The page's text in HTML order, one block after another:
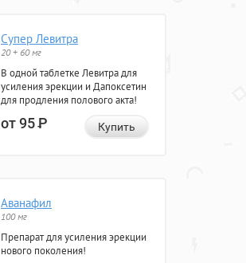
Супер Левитра
20 + 60 мг
В одной таблетке Левитра для
усиления эрекции и Дапоксетин
для продления полового акта!
от 95Р Купить
Аванафил
100 мг
Препарат для усиления эрекции
нового поколения!